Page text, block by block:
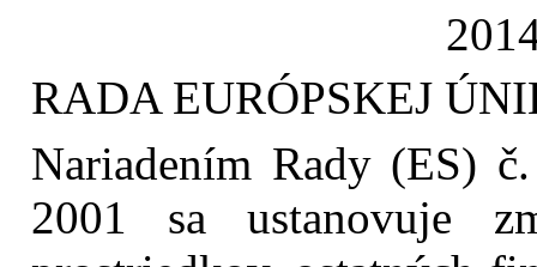
RADA EURÓPSKEJ
Nariadením Rady (ES)
2001 sa ustanovuje